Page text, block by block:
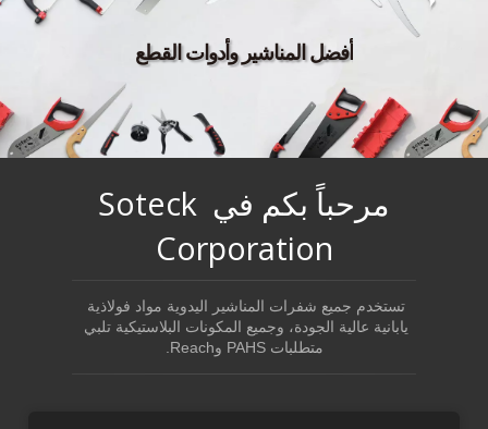
أفضل المناشير وأدوات القطع
مرحباً بكم في Soteck
Corporation
متطلبات PAHS وReach.